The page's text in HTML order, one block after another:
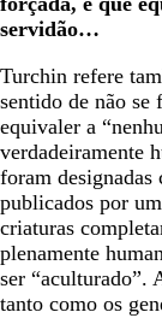
servidão…
Turchin refere
sentido de não
equivaler a
verdadeiramente
foram designadas
publicados por
criaturas
plenamente
ser “aculturado”.
tanto como os